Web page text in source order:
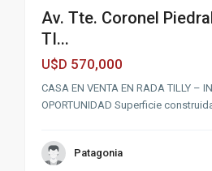
Av. Tte. Coronel
TI...
U$D 570,000
CASA EN VENTA EN RADA TILLY –
OPORTUNIDAD Superficie
Patagonia